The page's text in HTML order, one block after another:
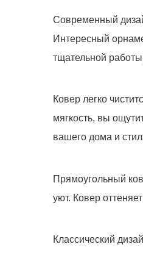
Современный
Интересный
тщательной
Ковер легко
мягкость, вы
вашего дома и
Прямоугольный
уют. Ковер
Классический
Мы